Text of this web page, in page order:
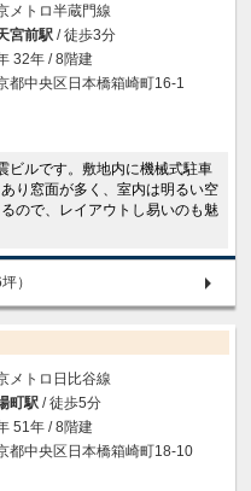
メトロ半蔵門線
宮前駅 / 徒歩3分
32年 / 8階建
都中央区日本橋箱崎町16-1
ビルです。敷地内に機械式駐車
り窓面が多く、室内は明るい空
ので、レイアウトし易いのも魅
）
メトロ日比谷線
町駅 / 徒歩5分
51年 / 8階建
都中央区日本橋箱崎町18-10